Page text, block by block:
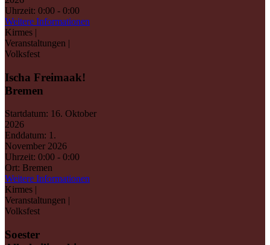
Uhrzeit: 0:00 - 0:00
Weitere Informationen
Kirmes |
Veranstaltungen |
Volksfest
Ischa Freimaak!
Bremen
Startdatum: 16. Oktober
2026
Enddatum: 1.
November 2026
Uhrzeit: 0:00 - 0:00
Ort: Bremen
Weitere Informationen
Kirmes |
Veranstaltungen |
Volksfest
Soester